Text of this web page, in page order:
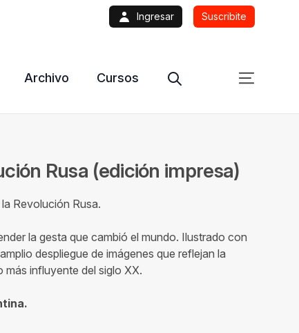
Ingresar Suscribite
Archivo Cursos
Rusa (edición impresa)
Revolución Rusa.
la gesta que cambió el mundo. Ilustrado con
despliegue de imágenes que reflejan la
influyente del siglo XX.